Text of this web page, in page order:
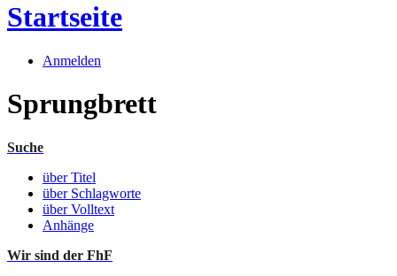
Startseite
Anmelden
Sprungbrett
Suche
über Titel
über Schlagworte
über Volltext
Anhänge
Wir sind der FhF